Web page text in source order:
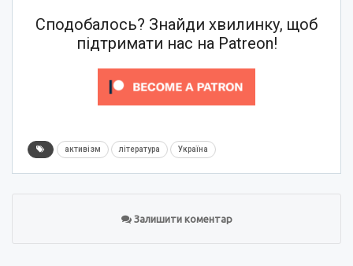
Сподобалось? Знайди хвилинку, щоб
підтримати нас на Patreon!
активізм література Україна
Залишити коментар